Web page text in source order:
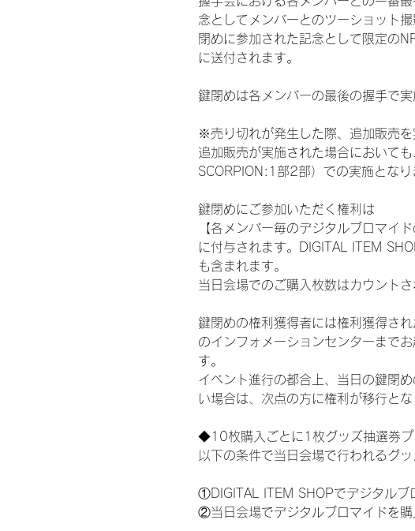
念としてメンバーとのツーショット
閉めに参加された記念として限定の
に送付されます。
鍵閉めは各メンバーの最後の握手で実
※売り切れが発生した際、追加販売を
追加販売が実施された場合において
SCORPION:1部2部）での実施となり
鍵閉めにご参加いただく権利は
【各メンバー毎のデジタルブロマイド
に付与されます。DIGITAL ITEM
も含まれます。
当日会場でのご購入枚数はカウントさ
鍵閉めの権利獲得者には権利獲得さ
のインフォメーションセンターまで
す。
イベント進行の都合上、当日の鍵閉
い場合は、次点の方に権利が移行とな
◆10枚購入ごとに1枚グッズ抽選券プ
以下の条件で当日会場で行われるグ
①DIGITAL ITEM SHOPでデジタルブ
②当日会場でデジタルブロマイドを